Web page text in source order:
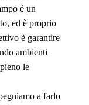
è un
ed è proprio
è garantire
ambienti
le
a farlo